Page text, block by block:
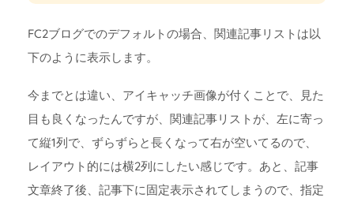
FC2ブログでのデフォルトの場合、関連記事リストは以
下のように表示します。
今までとは違い、アイキャッチ画像が付くことで、見た
目も良くなったんですが、関連記事リストが、左に寄っ
て縦1列で、ずらずらと長くなって右が空いてるので、
レイアウト的には横2列にしたい感じです。あと、記事
文章終了後、記事下に固定表示されてしまうので、指定